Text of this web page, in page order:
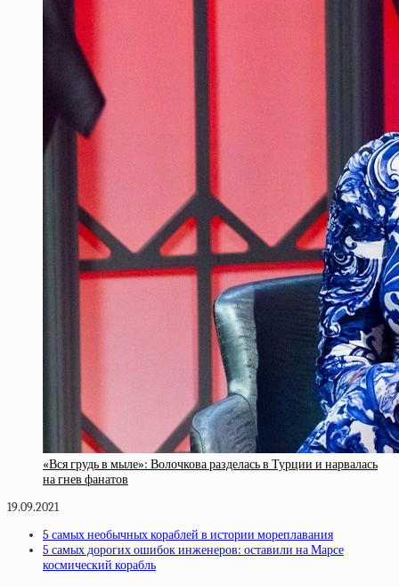
«Вся грудь в мыле»: Волочкова разделась в Турции и нарвалась
на гнев фанатов
19.09.2021
5 самых необычных кораблей в истории мореплавания
5 самых дорогих ошибок инженеров: оставили на Марсе
космический корабль